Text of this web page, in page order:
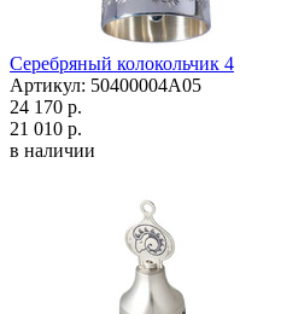
Серебряный колокольчик 4
Артикул: 50400004А05
24 170 р.
21 010 р.
в наличии